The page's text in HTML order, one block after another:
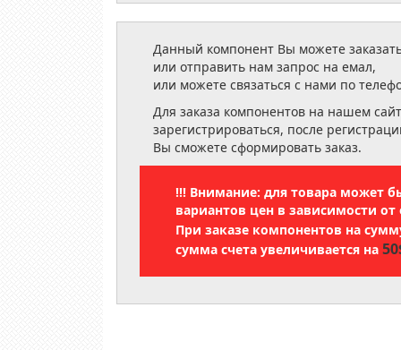
Данный компонент Вы можете
или отправить нам запрос на емал,
или можете связаться с нами по
Для заказа компонентов на нашем
зарегистрироваться, после
Вы сможете сформировать заказ.
!!! Внимание: для товара может
вариантов цен в зависимости от
При заказе компонентов на
сумма счета увеличивается на